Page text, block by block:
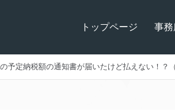
トップページ 事務
予定納税額の通知書が届いたけど払えない！？